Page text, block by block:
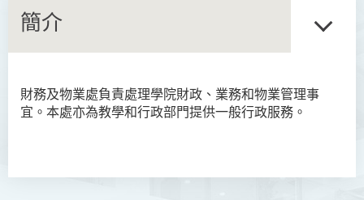
簡介
財務及物業處負責處理學院財政、業務和物業管理事
宜。本處亦為教學和行政部門提供一般行政服務。
簡介